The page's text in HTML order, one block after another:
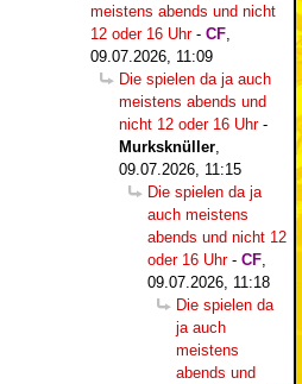
meistens abends und nicht
12 oder 16 Uhr- CF
09.07.2026, 11:09
Die spielen da ja auch
meistens abends und
nicht 12 oder 16 Uhr-
Murksknüller
09.07.2026, 11:15
Die spielen da ja
auch meistens
abends und nicht 12
oder 16 Uhr- CF
09.07.2026, 11:18
Die spielen da
ja auch
meistens
abends und